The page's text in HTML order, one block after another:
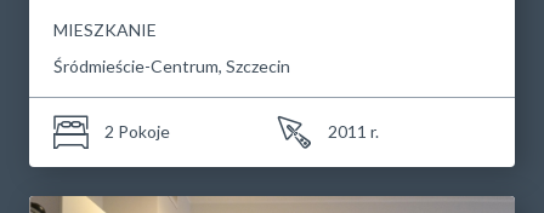
MIESZKANIE
Śródmieście-Centrum, Szczecin
2 Pokoje 2011 r.